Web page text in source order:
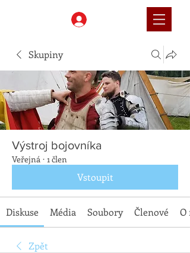
Skupiny
Výstroj bojovníka
Veřejná · 1 člen
Vstoupit
Diskuse Média Soubory Členové O
Zpět